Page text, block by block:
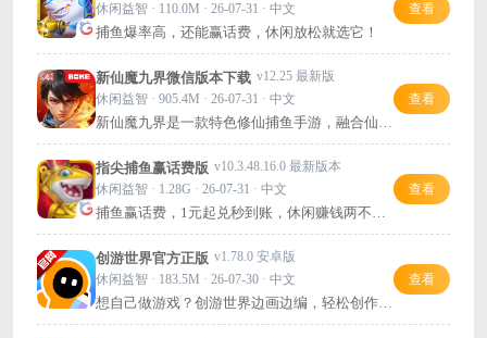
休闲益智 · 110.0M · 26-07-31 · 中文
捕鱼爆率高，还能赢话费，休闲放松就选它！
查看
新仙魔九界微信版本下载 v12.25 最新版
休闲益智 · 905.4M · 26-07-31 · 中文
新仙魔九界是一款特色修仙捕鱼手游，融合仙侠
画风与捕鱼玩法，拥有超高爆率与多样BOSS挑
战，玩法趣味十足
查看
指尖捕鱼赢话费版 v10.3.48.16.0 最新版本
休闲益智 · 1.28G · 26-07-31 · 中文
捕鱼赢话费，1元起兑秒到账，休闲赚钱两不
误！
查看
创游世界官方正版 v1.78.0 安卓版
休闲益智 · 183.5M · 26-07-30 · 中文
想自己做游戏？创游世界边画边编，轻松创作闯
关小游戏！
查看